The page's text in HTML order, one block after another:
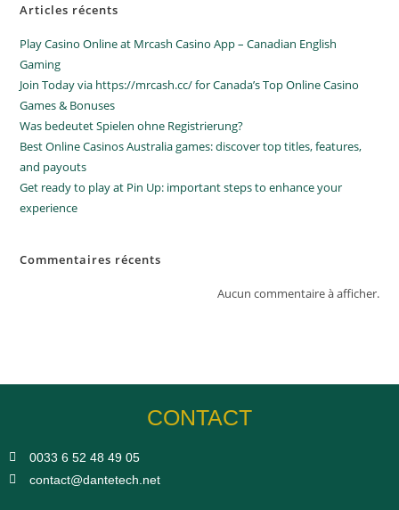
Articles récents
Play Casino Online at Mrcash Casino App – Canadian English
Gaming
Join Today via https://mrcash.cc/ for Canada’s Top Online Casino
Games & Bonuses
Was bedeutet Spielen ohne Registrierung?
Best Online Casinos Australia games: discover top titles, features,
and payouts
Get ready to play at Pin Up: important steps to enhance your
experience
Commentaires récents
Aucun commentaire à afficher.
CONTACT
0033 6 52 48 49 05​
contact@dantetech.net